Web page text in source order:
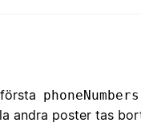
phoneNumbers
andra poster tas